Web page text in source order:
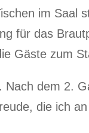
im Saal
für das
Gäste zum
dem 2.
die ich